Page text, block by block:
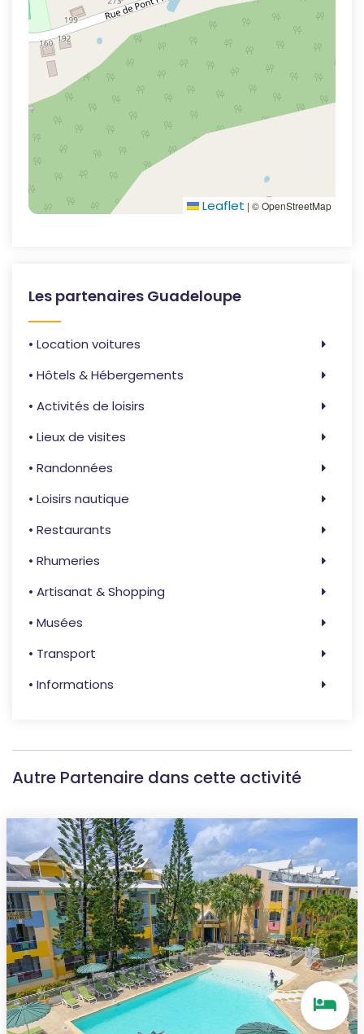
Leaflet | © OpenStreetMap
Les partenaires Guadeloupe
• Location voitures
• Hôtels & Hébergements
• Activités de loisirs
• Lieux de visites
• Randonnées
• Loisirs nautique
• Restaurants
• Rhumeries
• Artisanat & Shopping
• Musées
• Transport
• Informations
Autre Partenaire dans cette activité